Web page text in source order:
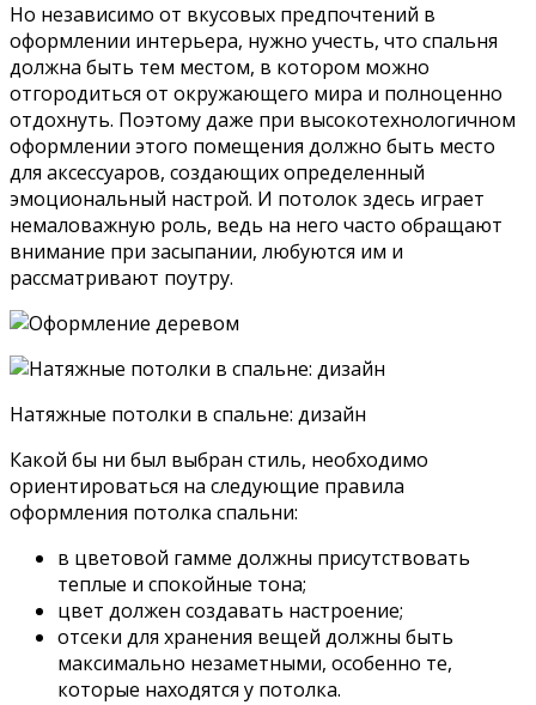
Но независимо от вкусовых предпочтений в
оформлении интерьера, нужно учесть, что спальня
должна быть тем местом, в котором можно
отгородиться от окружающего мира и полноценно
отдохнуть. Поэтому даже при высокотехнологичном
оформлении этого помещения должно быть место
для аксессуаров, создающих определенный
эмоциональный настрой. И потолок здесь играет
немаловажную роль, ведь на него часто обращают
внимание при засыпании, любуются им и
рассматривают поутру.
Натяжные потолки в спальне: дизайн
Какой бы ни был выбран стиль, необходимо
ориентироваться на следующие правила
оформления потолка спальни:
в цветовой гамме должны присутствовать
теплые и спокойные тона;
цвет должен создавать настроение;
отсеки для хранения вещей должны быть
максимально незаметными, особенно те,
которые находятся у потолка.